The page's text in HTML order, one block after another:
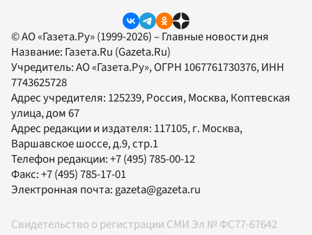
© АО «Газета.Ру» (1999-2026) – Главные новости дня
Название: Газета.Ru (Gazeta.Ru)
Учредитель:АО «Газета.Ру», ОГРН 1067761730376, ИНН
7743625728
Адрес учредителя: 125239, Россия, Москва, Коптевская
улица, дом 67
Адрес редакции и издателя: 117105, г. Москва,
Варшавское шоссе, д.9, стр.1
Телефон редакции:+7 (495) 785-00-12
Факс:+7 (495) 785-17-01
Электронная почта: gazeta@gazeta.ru
Свидетельство о регистрации СМИ Эл № ФС77-67642